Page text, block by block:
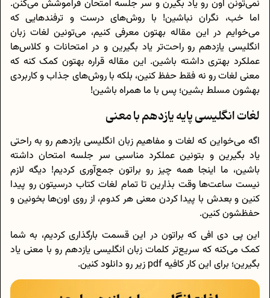
نمی‌تونن اون رو یاد بگیرن و سر جلسه امتحان فراموشش می‌کنن.
اما خب، نگران نباشین! با روش‌های درست و ترفندهایی که
می‌خوایم در این مقاله بهتون معرفی کنیم، می‌تونین لغات زبان
انگلیسی یازدهم رو راحت‌تر یاد بگیرین و در امتحانات و کلاس‌ها
عملکرد بهتری داشته باشین. این مقاله قراره بهتون کمک کنه که
معنی لغات رو نه فقط حفظ کنین، بلکه با روش‌های جذاب و کاربردی
بهشون مسلط بشین؛ پس با ما همراه باشین!
لغات انگلیسی پایه یازدهم با معنی
اگه می‌خواین که لغات و مفاهیم زبان انگلیسی یازدهم رو به راحتی
یاد بگیرین و بتونین عملکرد مناسبی سر جلسه امتحان داشته
باشین، ما اینجا همه چیز رو براتون جمع‌آوری کردیم! دیگه لازم
نیست ساعت‌ها وقت بذارین تا تمام لغات کتاب درسیتون رو پیدا
کنین و بعدش با پیدا کردن معنی هر کدوم، از روی اون‌ها بخونین و
حفظشون کنین.
این پی دی افی که براتون در این قسمت بارگذاری کردیم، به شما
کمک می‌کنه که سریع‌تر کلمات زبان انگلیسی یازدهم رو با معنی یاد
بگیرین؛ برای این کار کافیه pdf زیر رو دانلود کنین.